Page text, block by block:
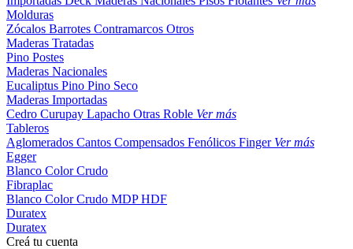
Molduras
Zócalos Barrotes Contramarcos Otros
Maderas Tratadas
Pino Postes
Maderas Nacionales
Eucaliptus Pino Pino Seco
Maderas Importadas
Cedro Curupay Lapacho Otras Roble Ver más
Tableros
Aglomerados Cantos Compensados Fenólicos Finger Ver más
Egger
Blanco ColorCrudo
Fibraplac
Blanco ColorCrudo MDPHDF
Duratex
Duratex
Creá tu cuenta